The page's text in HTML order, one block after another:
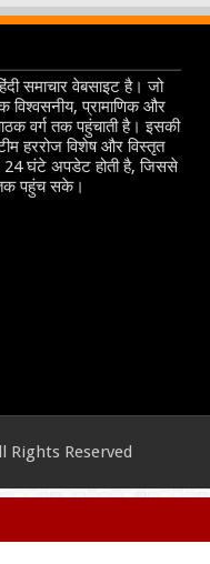
समाचार वेबसाइट है। जो
विश्वसनीय, प्रामाणिक और
वर्ग तक पहुंचाती है। इसकी
हररोज विशेष और विस्तृत
24 घंटे अपडेट होती है, जिससे
तक पहुंच सके।
Rights Reserved